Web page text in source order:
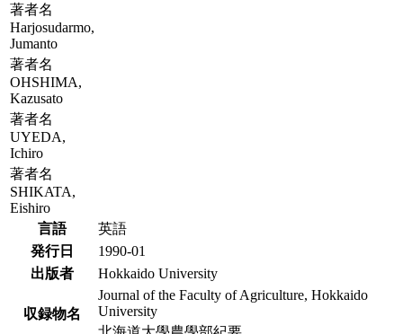
著者名
Harjosudarmo,
Jumanto
著者名
OHSHIMA,
Kazusato
著者名
UYEDA,
Ichiro
著者名
SHIKATA,
Eishiro
言語
英語
発行日
1990-01
出版者
Hokkaido University
収録物名
Journal of the Faculty of Agriculture, Hokkaido
University